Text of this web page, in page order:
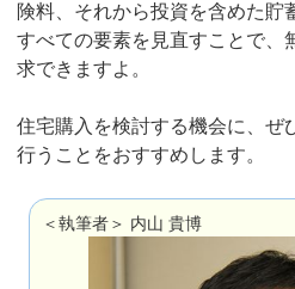
険料、それから投資を含めた貯
すべての要素を見直すことで、
求できますよ。
住宅購入を検討する機会に、ぜ
行うことをおすすめします。
＜執筆者＞ 内山 貴博